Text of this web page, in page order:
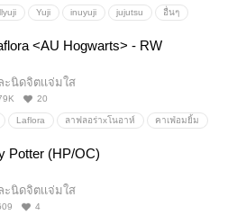
Yuji inuyuji jujutsu อื่นๆ
<AU Hogwarts> - RW
ะนิดจิตเเจ่มใส
20
Laflora ลาฟลอร่าxโนอาห์ คาเฟ่อมยิ้ม
Potter (HP/OC)
ะนิดจิตเเจ่มใส
4